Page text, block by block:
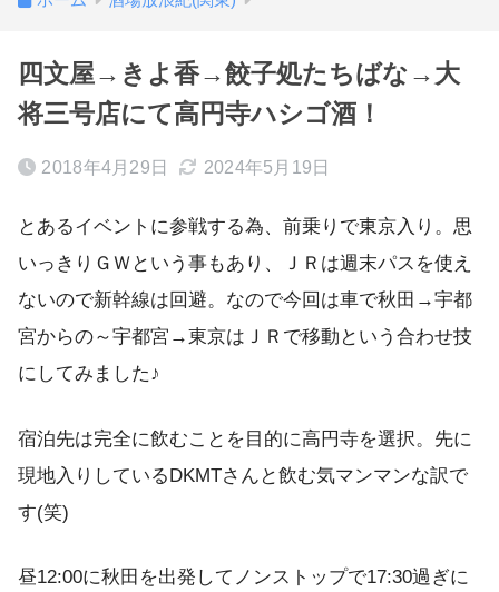
四文屋→きよ香→餃子処たちばな→大
将三号店にて高円寺ハシゴ酒！
2018年4月29日 2024年5月19日
とあるイベントに参戦する為、前乗りで東京入り。思
いっきりＧＷという事もあり、ＪＲは週末パスを使え
ないので新幹線は回避。なので今回は車で秋田→宇都
宮からの～宇都宮→東京はＪＲで移動という合わせ技
にしてみました♪
宿泊先は完全に飲むことを目的に高円寺を選択。先に
現地入りしているDKMTさんと飲む気マンマンな訳で
す(笑)
昼12:00に秋田を出発してノンストップで17:30過ぎに